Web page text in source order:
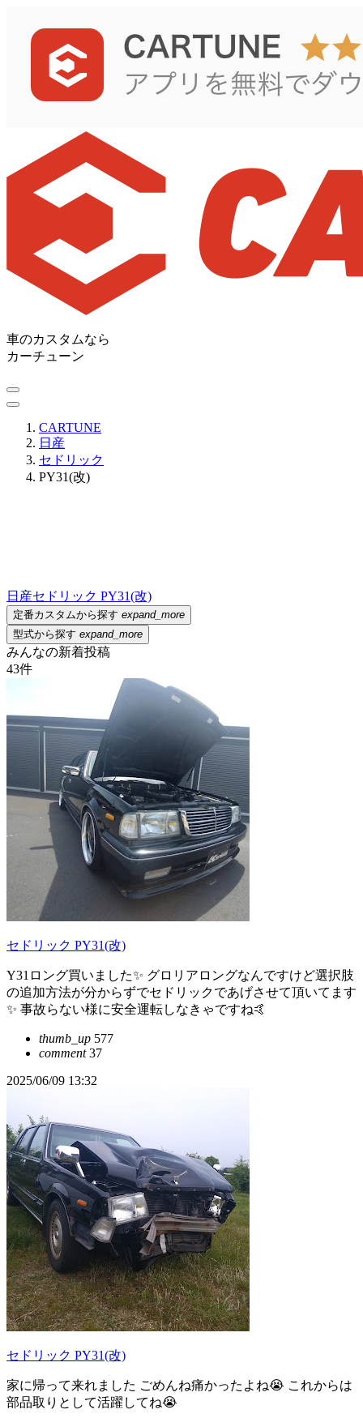
車のカスタムなら
カーチューン
CARTUNE
日産
セドリック
PY31(改)
日産セドリック PY31(改)
定番カスタムから探す expand_more
型式から探す expand_more
みんなの新着投稿
43件
セドリック PY31(改)
Y31ロング買いました✨ グロリアロングなんですけど選択肢
の追加方法が分からずでセドリックであげさせて頂いてます
✨ 事故らない様に安全運転しなきゃですね🤙
thumb_up 577
comment37
2025/06/09 13:32
セドリック PY31(改)
家に帰って来れました ごめんね痛かったよね😭 これからは
部品取りとして活躍してね😭